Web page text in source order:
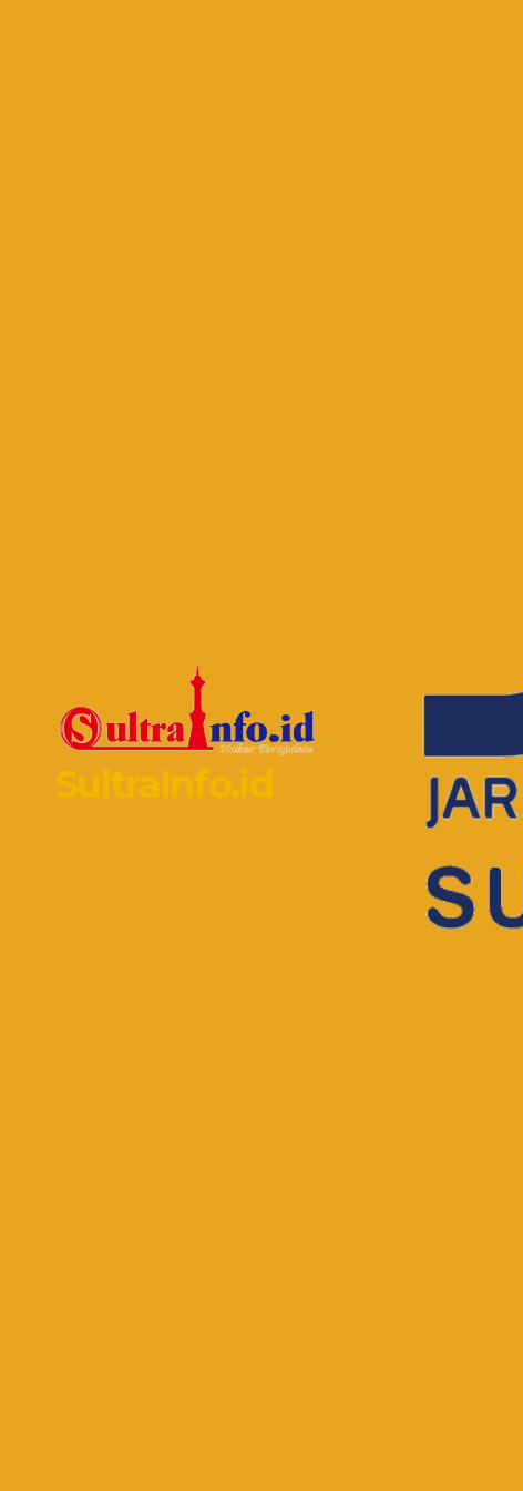
SultraInfo.id